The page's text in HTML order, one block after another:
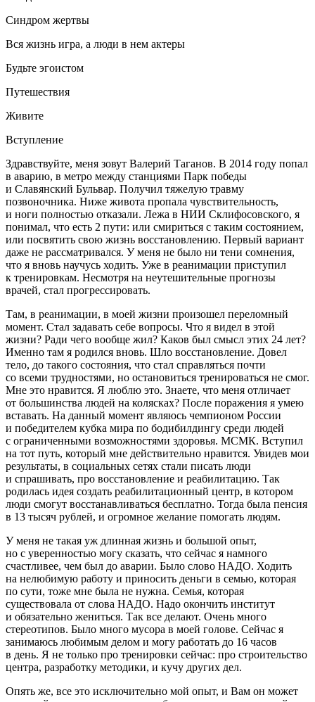
Синдром жертвы
Вся жизнь игра, а люди в нем актеры
Будьте эгоистом
Путешествия
Живите
Вступление
Здравствуйте, меня зовут Валерий Таганов. В 2014 году попал
в аварию, в метро между станциями Парк победы
и Славянский Бульвар. Получил тяжелую травму
позвоночника. Ниже живота пропала чувствительность,
и ноги полностью отказали. Лежа в НИИ Склифосовского, я
понимал, что есть 2 пути: или смириться с таким состоянием,
или посвятить свою жизнь восстановлению. Первый вариант
даже не рассматривался. У меня не было ни тени сомнения,
что я вновь научусь ходить. Уже в реанимации приступил
к тренировкам. Несмотря на неутешительные прогнозы
врачей, стал прогрессировать.
Там, в реанимации, в моей жизни произошел переломный
момент. Стал задавать себе вопросы. Что я видел в этой
жизни? Ради чего вообще жил? Каков был смысл этих 24 лет?
Именно там я родился вновь. Шло восстановление. Довел
тело, до такого состояния, что стал справляться почти
со всеми трудностями, но остановиться тренироваться не смог.
Мне это нравится. Я люблю это. Знаете, что меня отличает
от большинства людей на колясках? После поражения я умею
вставать. На данный момент являюсь чемпионом России
и победителем кубка мира по бодибилдингу среди людей
с ограниченными возможностями здоровья. МСМК. Вступил
на тот путь, который мне действительно нравится. Увидев мои
результаты, в социальных сетях стали писать люди
и спрашивать, про восстановление и реабилитацию. Так
родилась идея создать реабилитационный центр, в котором
люди смогут восстанавливаться бесплатно. Тогда была пенсия
в 13 тысяч рублей, и огромное желание помогать людям.
У меня не такая уж длинная жизнь и большой опыт,
но с уверенностью могу сказать, что сейчас я намного
счастливее, чем был до аварии. Было слово НАДО. Ходить
на нелюбимую работу и приносить деньги в семью, которая
по сути, тоже мне была не нужна. Семья, которая
существовала от слова НАДО. Надо окончить институт
и обязательно жениться. Так все делают. Очень много
стереотипов. Было много мусора в моей голове. Сейчас я
занимаюсь любимым делом и могу работать до 16 часов
в день. Я не только про тренировки сейчас: про строительство
центра, разработку методики, и кучу других дел.
Опять же, все это исключительно мой опыт, и Вам он может